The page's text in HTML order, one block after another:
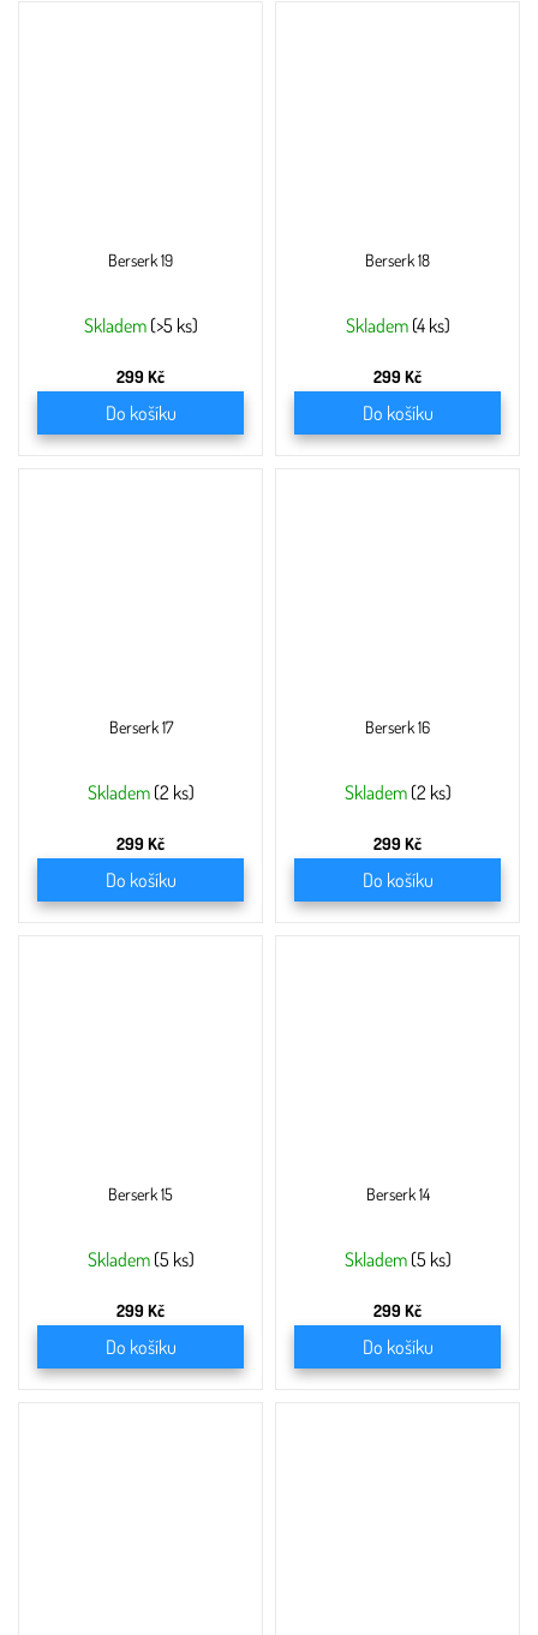
Berserk 19
Skladem (>5 ks)
299 Kč
Do košíku
Berserk 18
Skladem (4 ks)
299 Kč
Do košíku
Berserk 17
Skladem (2 ks)
299 Kč
Do košíku
Berserk 16
Skladem (2 ks)
299 Kč
Do košíku
Berserk 15
Skladem (5 ks)
299 Kč
Do košíku
Berserk 14
Skladem (5 ks)
299 Kč
Do košíku